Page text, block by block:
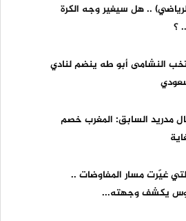
.. هل سيغير وجه الكرة
؟
النشامى أبو طه ينضم لنادي
مدريد السابق: المغرب خصم
غيّرت مسار المفاوضات ..
يكشف وجهته...